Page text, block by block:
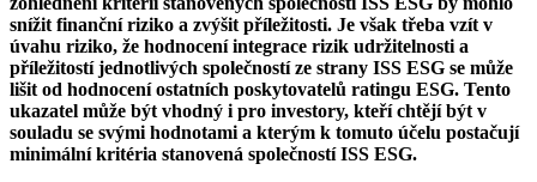
snížit finanční riziko a zvýšit příležitosti. Je však třeba vzít v
úvahu riziko, že hodnocení integrace rizik udržitelnosti a
příležitostí jednotlivých společností ze strany ISS ESG se může
lišit od hodnocení ostatních poskytovatelů ratingu ESG. Tento
ukazatel může být vhodný i pro investory, kteří chtějí být v
souladu se svými hodnotami a kterým k tomuto účelu postačují
minimální kritéria stanovená společností ISS ESG.